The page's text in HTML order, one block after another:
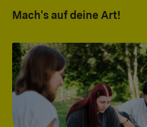
Mach's auf deine Art!